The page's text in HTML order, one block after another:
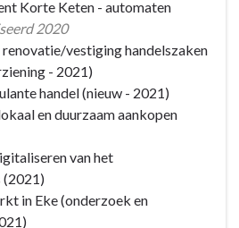
Korte Keten - automaten
2020
vestiging handelszaken
- 2021)
handel (nieuw - 2021)
en duurzaam aankopen
van het
in Eke (onderzoek en